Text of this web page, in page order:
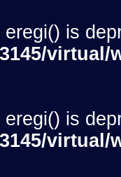
eregi() is
eregi() is